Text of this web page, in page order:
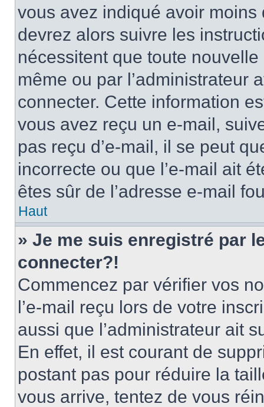
vous avez indiqué avoir moins
devrez alors suivre les
nécessitent que toute
même ou par l’administrateur
connecter. Cette information
vous avez reçu un e-mail,
pas reçu d’e-mail, il se peut
incorrecte ou que l’e-mail ait
êtes sûr de l’adresse e-mail
Haut
» Je me suis enregistré par
connecter?!
Commencez par vérifier vos
l’e-mail reçu lors de votre
aussi que l’administrateur ait
En effet, il est courant de
postant pas pour réduire la
vous arrive, tentez de vous